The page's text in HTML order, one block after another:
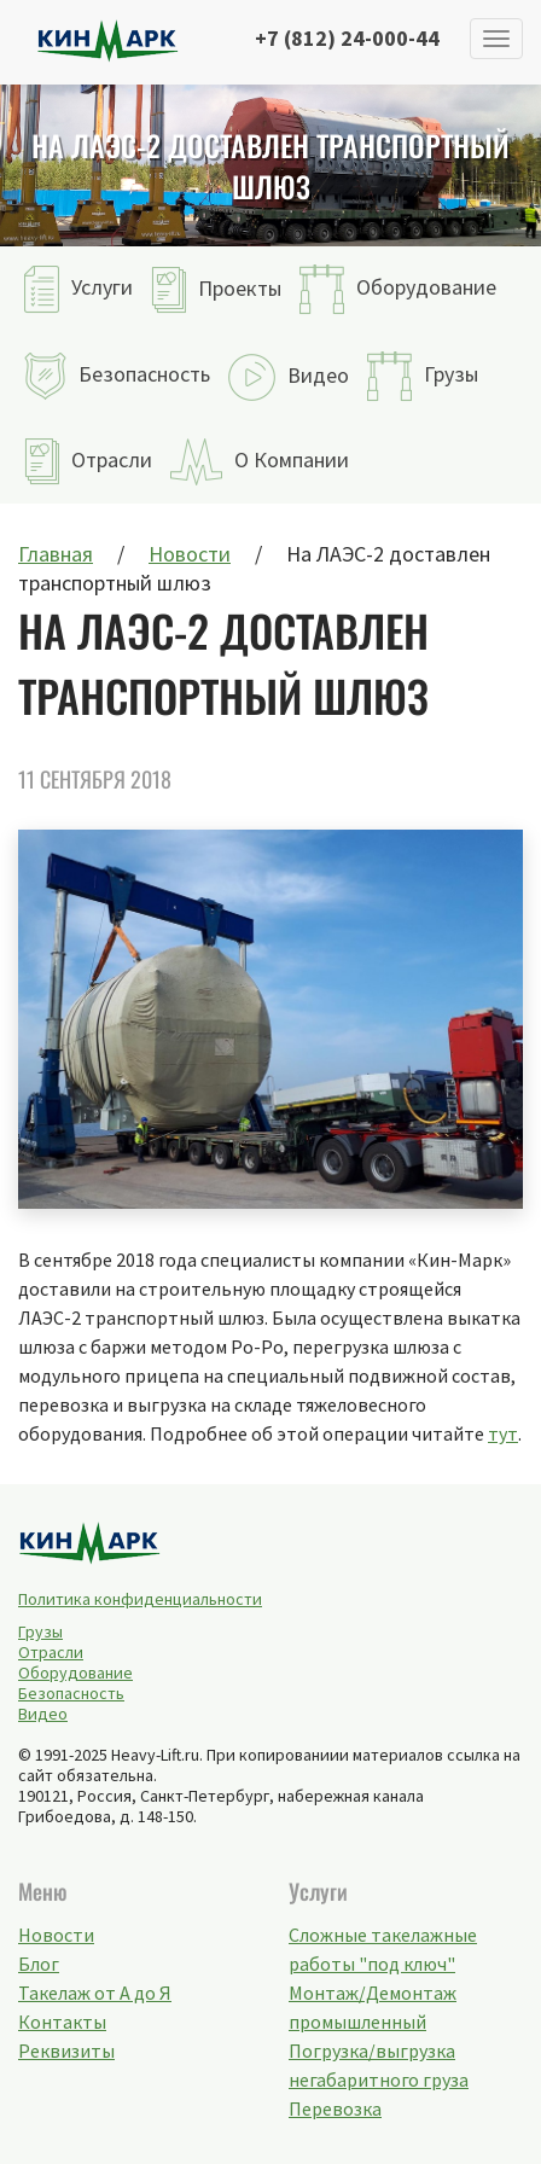
+7 (812) 24-000-44
НА ЛАЭС-2 ДОСТАВЛЕН ТРАНСПОРТНЫЙ
ШЛЮЗ
Услуги Проекты Оборудование
Безопасность Видео Грузы
Отрасли О Компании
Главная Новости
На ЛАЭС-2 доставлен
транспортный шлюз
НА ЛАЭС-2 ДОСТАВЛЕН
ТРАНСПОРТНЫЙ ШЛЮЗ
11 СЕНТЯБРЯ 2018
В сентябре 2018 года специалисты компании «Кин-Марк»
доставили на строительную площадку строящейся
ЛАЭС-2 транспортный шлюз. Была осуществлена выкатка
шлюза с баржи методом Ро-Ро, перегрузка шлюза с
модульного прицепа на специальный подвижной состав,
перевозка и выгрузка на складе тяжеловесного
оборудования. Подробнее об этой операции читайте тут.
Политика конфиденциальности
Грузы
Отрасли
Оборудование
Безопасность
Видео
© 1991-2025 Heavy-Lift.ru. При копированиии материалов ссылка на
сайт обязательна.
190121, Россия, Санкт-Петербург, набережная канала
Грибоедова, д. 148-150.
Меню
Новости
Блог
Такелаж от А до Я
Контакты
Реквизиты
Услуги
Сложные такелажные
работы "под ключ"
Монтаж/Демонтаж
промышленный
Погрузка/выгрузка
негабаритного груза
Перевозка